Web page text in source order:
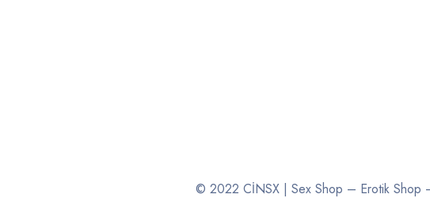
© 2022 CİNSX | Sex Shop – Erotik Shop